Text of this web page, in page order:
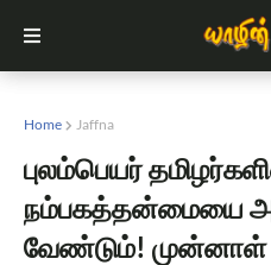
Home Jaffna
புலம்பெயர்
நம்பகத்தன்மையை
வேண்டும்! முன்னாள்